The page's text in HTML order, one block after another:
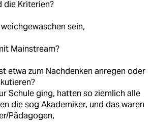
die Kriterien?
sein,
Mainstream?
etwa zum Nachdenken anregen oder
Schule ging, hatten so ziemlich alle
die sog Akademiker, und das waren
Pädagogen,